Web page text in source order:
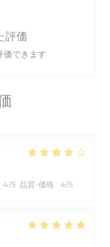
4/5 品質-価格 : 4/5
評価
価できます